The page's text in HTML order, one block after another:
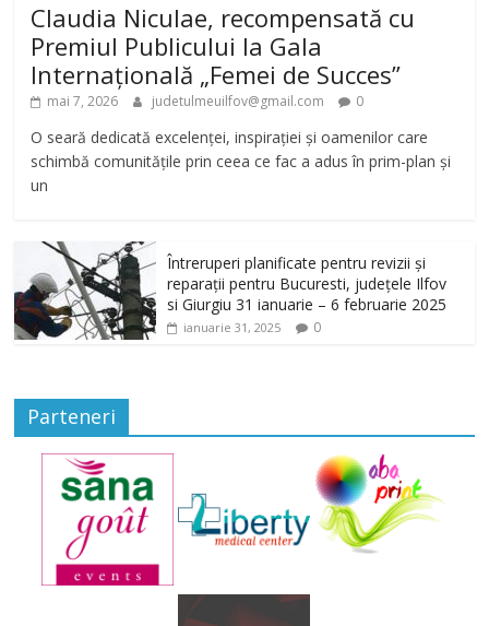
Claudia Niculae, recompensată cu
Premiul Publicului la Gala
Internațională „Femei de Succes”
mai 7, 2026 judetulmeuilfov@gmail.com 0
O seară dedicată excelenței, inspirației și oamenilor care
schimbă comunitățile prin ceea ce fac a adus în prim-plan și
un
Întreruperi planificate pentru revizii și
reparații pentru Bucuresti, județele Ilfov
si Giurgiu 31 ianuarie – 6 februarie 2025
ianuarie 31, 2025 0
Parteneri